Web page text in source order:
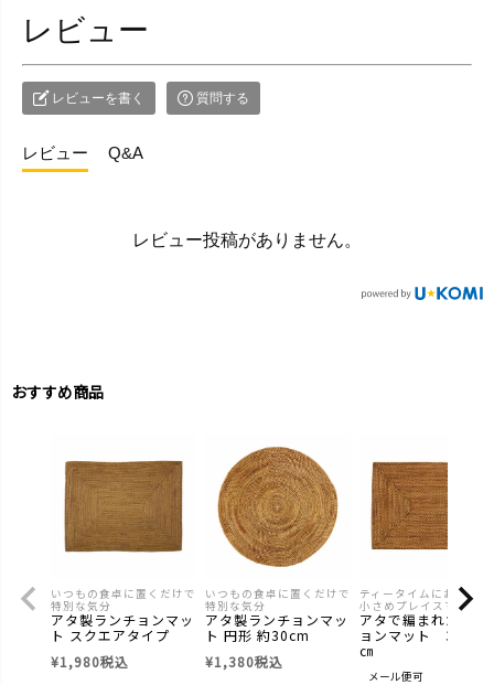
レビュー
レビューを書く 質問する
レビュー Q&A
レビュー投稿がありません。
おすすめ商品
いつもの食卓に置くだけで
特別な気分
アタ製ランチョンマッ
ト スクエアタイプ
¥1,980税込
いつもの食卓に置くだけで
特別な気分
アタ製ランチョンマッ
ト 円形 約30cm
¥1,380税込
ティータイムにおスス
小さめプレイスマット
アタで編まれたラン
ョンマット 30×22
㎝
メール便可